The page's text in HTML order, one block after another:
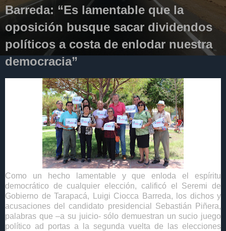
Barreda: “Es lamentable que la
oposición busque sacar dividendos
políticos a costa de enlodar nuestra
democracia”
Como un hecho lamentable y que enloda el espíritu
democrático de cualquier elección, calificó el Seremi de
Gobierno de Tarapacá, Luigi Ciocca Barreda, los dichos y
acusaciones del candidato presidencial Sebastián Piñera,
palabras que –a su juicio- sólo demuestran un sucio juego
político ad portas a la segunda vuelta de las elecciones